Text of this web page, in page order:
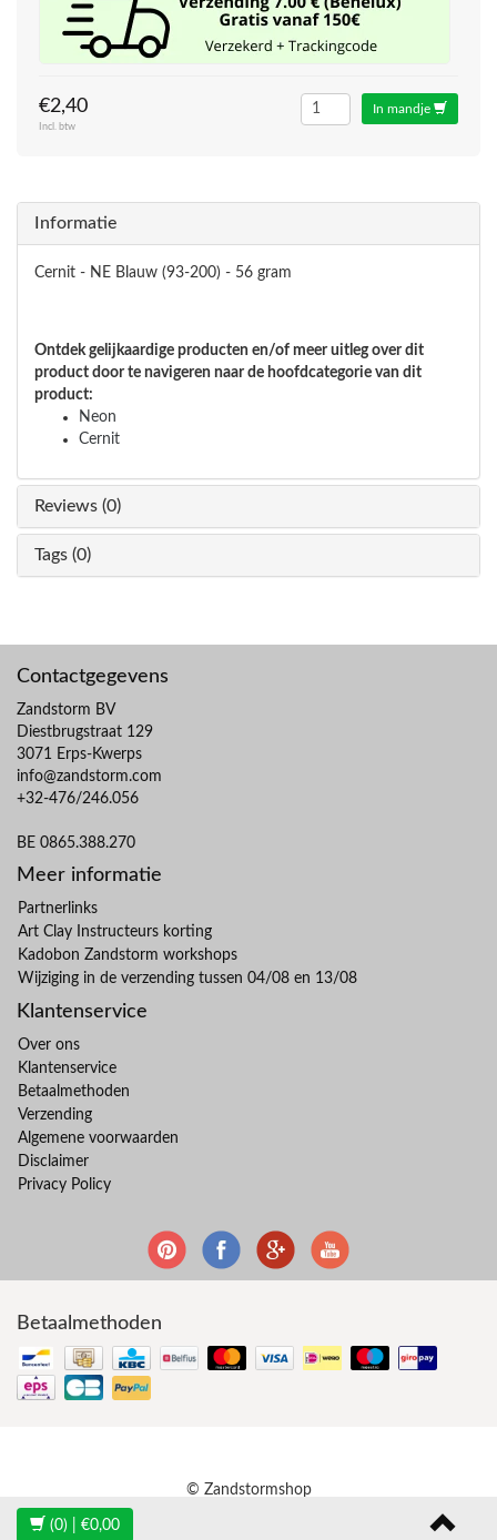
€2,40
Incl. btw
In mandje
Informatie
Cernit - NE Blauw (93-200) - 56 gram
Ontdek gelijkaardige producten en/of meer uitleg over dit
product door te navigeren naar de hoofdcategorie van dit
product:
Neon
Cernit
Reviews (0)
Tags (0)
Contactgegevens
Zandstorm BV
Diestbrugstraat 129
3071 Erps-Kwerps
info@zandstorm.com
+32-476/246.056
BE 0865.388.270
Meer informatie
Partnerlinks
Art Clay Instructeurs korting
Kadobon Zandstorm workshops
Wijziging in de verzending tussen 04/08 en 13/08
Klantenservice
Over ons
Klantenservice
Betaalmethoden
Verzending
Algemene voorwaarden
Disclaimer
Privacy Policy
Betaalmethoden
© Zandstormshop
(0) | €0,00